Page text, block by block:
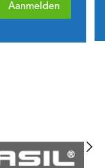
Aanmelden